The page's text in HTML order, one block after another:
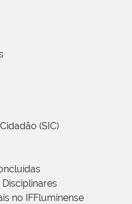
(SIC)
no IFFluminense